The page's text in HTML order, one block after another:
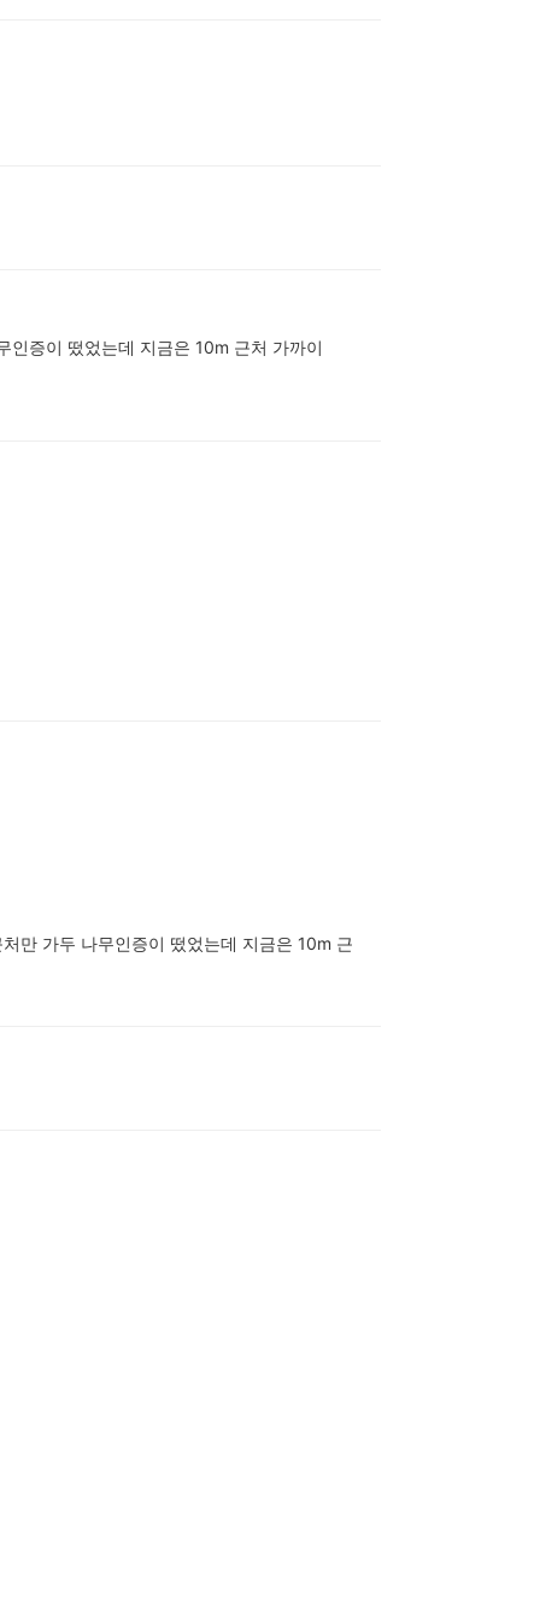
증이 떴었는데 지금은 10m 근처 가까이
만 가두 나무인증이 떴었는데 지금은 10m 근